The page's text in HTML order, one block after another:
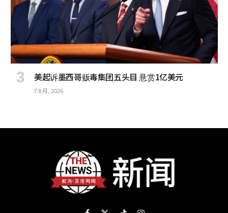
美起诉墨西哥贩毒集团五头目 悬赏1亿美元
7 8 月, 2026